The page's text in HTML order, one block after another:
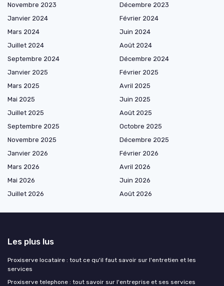
Novembre 2023
Décembre 2023
Janvier 2024
Février 2024
Mars 2024
Juin 2024
Juillet 2024
Août 2024
Septembre 2024
Décembre 2024
Janvier 2025
Février 2025
Mars 2025
Avril 2025
Mai 2025
Juin 2025
Juillet 2025
Août 2025
Septembre 2025
Octobre 2025
Novembre 2025
Décembre 2025
Janvier 2026
Février 2026
Mars 2026
Avril 2026
Mai 2026
Juin 2026
Juillet 2026
Août 2026
Les plus lus
Proxiserve locataire : tout ce qu'il faut savoir sur l'entretien et les
services
Proxiserve telephone : tout savoir sur l'entreprise et ses services